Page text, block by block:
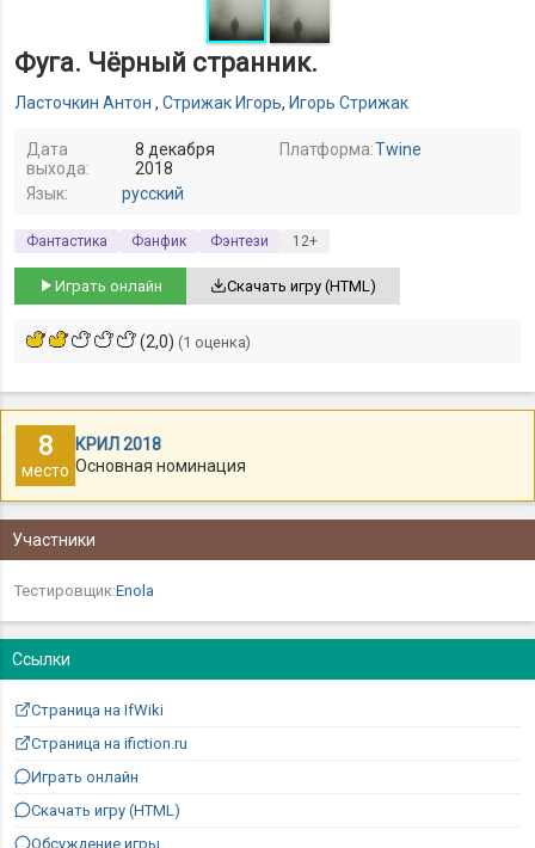
Фуга. Чёрный странник.
Ласточкин Антон , Стрижак Игорь, Игорь Стрижак
Дата
выхода:
8 декабря
2018
Платформа:Twine
Язык: русский
Фантастика Фанфик Фэнтези 12+
Играть онлайн Скачать игру (HTML)
(2,0) (1 оценка)
8
место
КРИЛ 2018
Основная номинация
Участники
Тестировщик:Enola
Ссылки
Страница на IfWiki
Страница на ifiction.ru
Играть онлайн
Скачать игру (HTML)
Обсуждение игры